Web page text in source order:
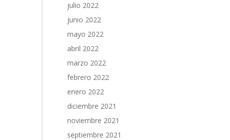
julio 2022
junio 2022
mayo 2022
abril 2022
marzo 2022
febrero 2022
enero 2022
diciembre 2021
noviembre 2021
septiembre 2021